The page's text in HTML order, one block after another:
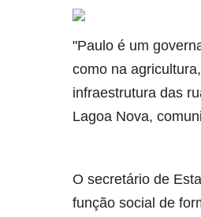
"Paulo é um
como na
infraestrutura das
Lagoa Nova,
O secretário de
função social de